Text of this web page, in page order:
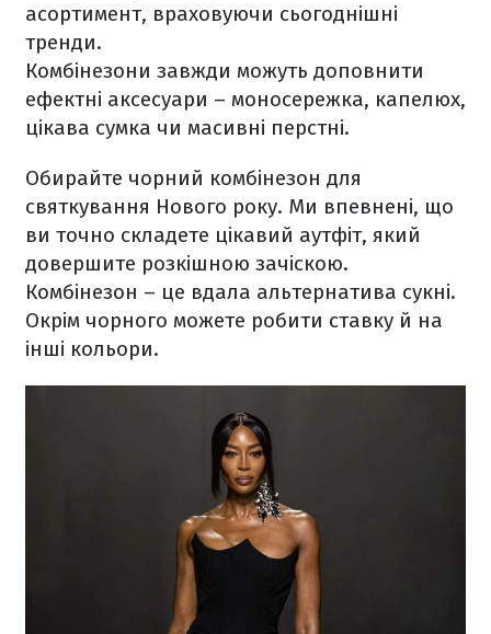
асортимент, враховуючи сьогоднішні
тренди.
Комбінезони завжди можуть доповнити
ефектні аксесуари – моносережка, капелюх,
цікава сумка чи масивні перстні.
Обирайте чорний комбінезон для
святкування Нового року. Ми впевнені, що
ви точно складете цікавий аутфіт, який
довершите розкішною зачіскою.
Комбінезон – це вдала альтернатива сукні.
Окрім чорного можете робити ставку й на
інші кольори.